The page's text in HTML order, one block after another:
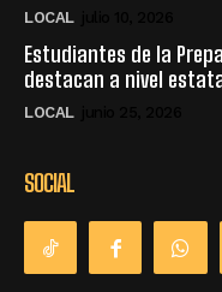
LOCAL
Estudiantes de la
destacan a nivel
LOCAL
SOCIAL